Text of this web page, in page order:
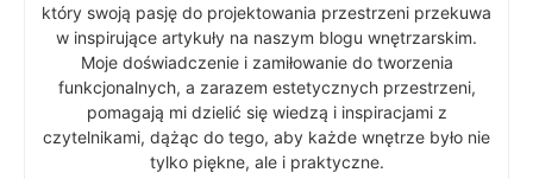
który swoją pasję do projektowania przestrzeni przekuwa
w inspirujące artykuły na naszym blogu wnętrzarskim.
Moje doświadczenie i zamiłowanie do tworzenia
funkcjonalnych, a zarazem estetycznych przestrzeni,
pomagają mi dzielić się wiedzą i inspiracjami z
czytelnikami, dążąc do tego, aby każde wnętrze było nie
tylko piękne, ale i praktyczne.